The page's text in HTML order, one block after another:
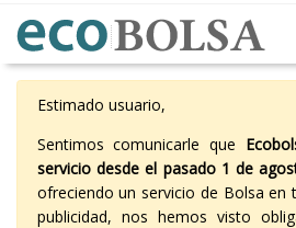
Estimado usuario,
Sentimos comunicarle que
servicio desde el pasado 1 de
ofreciendo un servicio de Bolsa en
publicidad, nos hemos visto